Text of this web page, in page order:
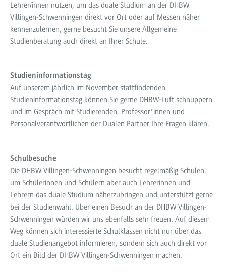
Lehrer/innen nutzen, um das duale Studium an der DHBW
Villingen-Schwenningen direkt vor Ort oder auf Messen näher
kennenzulernen, gerne besucht Sie unsere Allgemeine
Studienberatung auch direkt an Ihrer Schule.
Studieninformationstag
Auf unserem jährlich im November stattfindenden
Studieninformationstag können Sie gerne DHBW-Luft schnuppern
und im Gespräch mit Studierenden, Professor*innen und
Personalverantwortlichen der Dualen Partner Ihre Fragen klären.
Schulbesuche
Die DHBW Villingen-Schwenningen besucht regelmäßig Schulen,
um Schülerinnen und Schülern aber auch Lehrerinnen und
Lehrern das duale Studium näherzubringen und unterstützt gerne
bei der Studienwahl. Über einen Besuch an der DHBW Villingen-
Schwenningen würden wir uns ebenfalls sehr freuen. Auf diesem
Weg können sich interessierte Schulklassen nicht nur über das
duale Studienangebot informieren, sondern sich auch direkt vor
Ort ein Bild der DHBW Villingen-Schwenningen machen.